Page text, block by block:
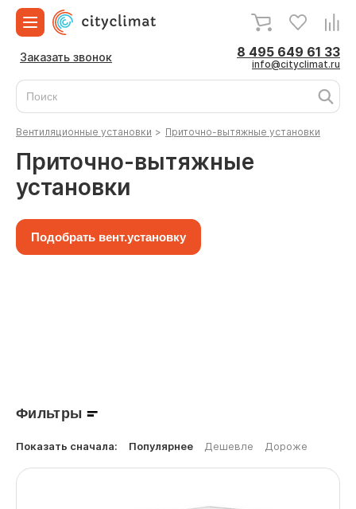
Заказать звонок 8 495 649 61 33
info@cityclimat.ru
Вентиляционные установки > Приточно-вытяжные установки
Приточно-вытяжные
установки
Подобрать вент.установку
Фильтры
Показать сначала: Популярнее Дешевле Дороже